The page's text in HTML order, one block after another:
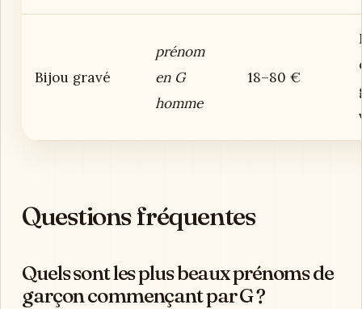
Bijou gravé
prénom
en G
homme
18–80 €
Questions fréquentes
Quels sont les plus beaux prénoms de
garçon commençant par G ?